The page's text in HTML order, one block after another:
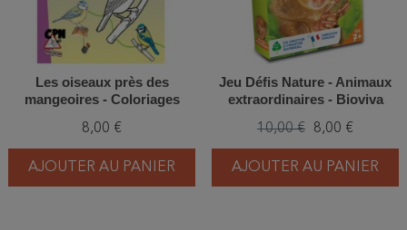
Les oiseaux près des
mangeoires - Coloriages
8,00 €
AJOUTER AU PANIER
Jeu Défis Nature - Animaux
extraordinaires - Bioviva
10,00 € 8,00 €
AJOUTER AU PANIER